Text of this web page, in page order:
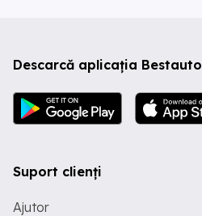
Descarcă aplicația Bestauto
Suport clienți
Ajutor